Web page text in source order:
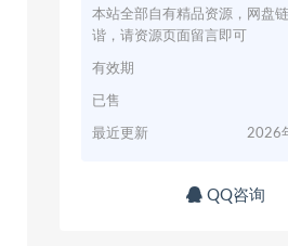
本站全部自有精品资源，网盘
谐，请资源页面留言即可
有效期
已售
最近更新 2026
QQ咨询